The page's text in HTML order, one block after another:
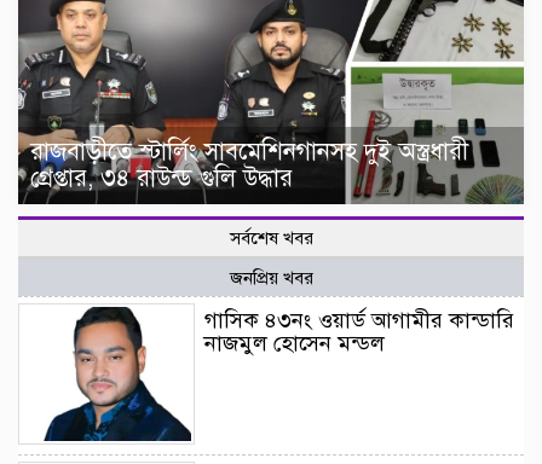
রাজবাড়ীতে স্টার্লিং সাবমেশিনগানসহ দুই অস্ত্রধারী
গ্রেপ্তার, ৩৪ রাউন্ড গুলি উদ্ধার
সর্বশেষ খবর
জনপ্রিয় খবর
গাসিক ৪৩নং ওয়ার্ড আগামীর কান্ডারি
নাজমুল হোসেন মন্ডল